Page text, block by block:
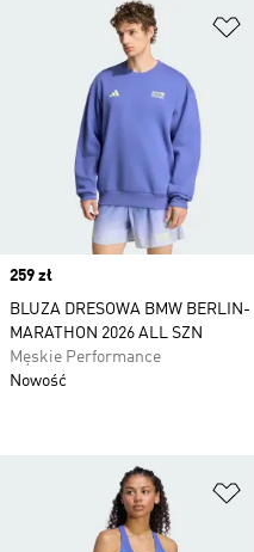
Price
259 zł
BLUZA DRESOWA BMW BERLIN-
MARATHON 2026 ALL SZN
Męskie Performance
Nowość